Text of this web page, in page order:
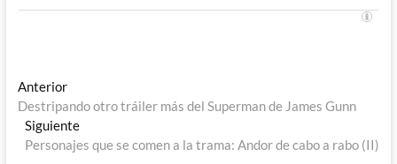
Navegación
de
entradas
AnteriorEntrada
anterior:
Destripando otro tráiler más del Superman de James Gunn
SiguienteEntrada
siguiente:
Personajes que se comen a la trama: Andor de cabo a rabo (II)